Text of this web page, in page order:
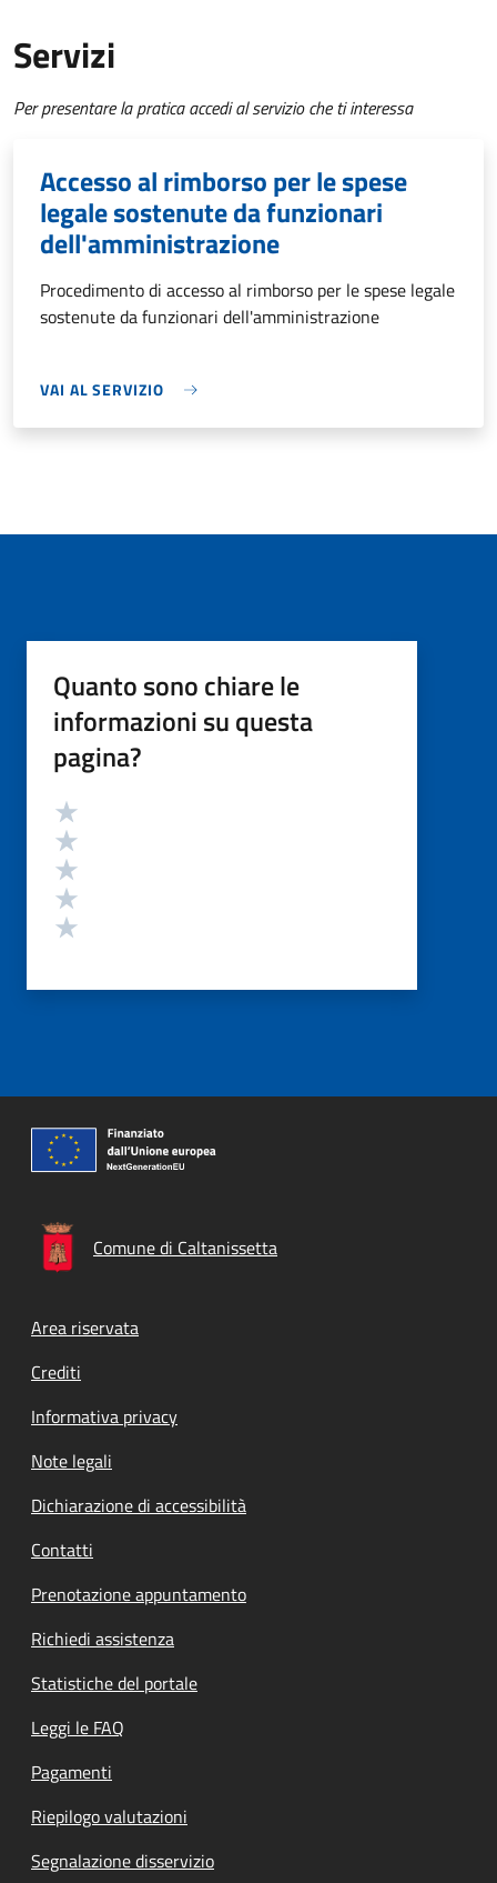
Servizi
Per presentare la pratica accedi al servizio che ti interessa
Accesso al rimborso per le spese
legale sostenute da funzionari
dell'amministrazione
Procedimento di accesso al rimborso per le spese legale
sostenute da funzionari dell'amministrazione
VAI AL SERVIZIO
Quanto sono chiare le
informazioni su questa
pagina?
Valutazione
Comune di Caltanissetta
Footer menu
Area riservata
Crediti
Informativa privacy
Note legali
Dichiarazione di accessibilità
Contatti
Prenotazione appuntamento
Richiedi assistenza
Statistiche del portale
Leggi le FAQ
Pagamenti
Riepilogo valutazioni
Segnalazione disservizio